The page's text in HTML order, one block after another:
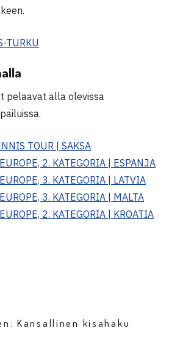
TURKU
pelaavat alla olevissa
TOUR | SAKSA
2. KATEGORIA | ESPANJA
3. KATEGORIA | LATVIA
3. KATEGORIA | MALTA
2. KATEGORIA | KROATIA
Kansallinen kisahaku